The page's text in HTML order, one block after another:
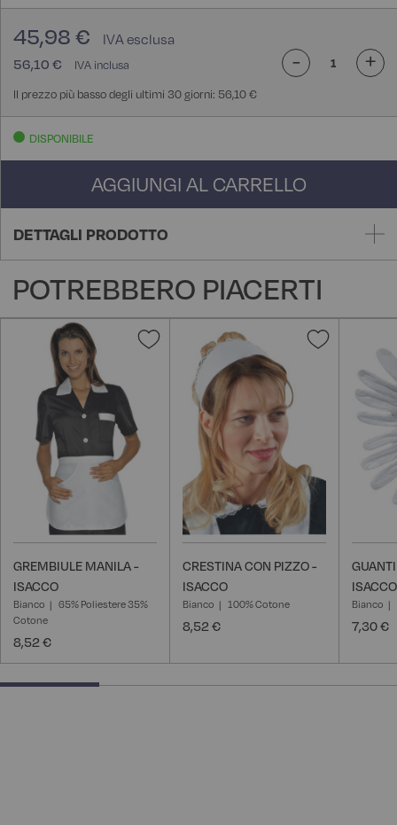
56,10 €
45,98 €
Il prezzo più basso degli ultimi 30 giorni: 56,10 €
- +
DISPONIBILE
AGGIUNGI AL CARRELLO
DETTAGLI PRODOTTO
POTREBBERO PIACERTI
Aggiungi
desideri
GREMBIULE MANILA -
ISACCO
Bianco
65% Poliestere 35%
Cotone
8,52 €
Aggiungi
lista
desideri
CRESTINA CON PIZZO -
ISACCO
Bianco 100% Cotone
8,52 €
ISACCO
Bianco
7,30 €
25% completed